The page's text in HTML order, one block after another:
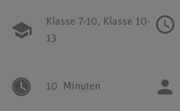
Klasse 7-10, Klasse 10-
13
10 Minuten